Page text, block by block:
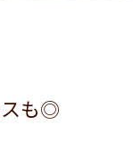
スも◎